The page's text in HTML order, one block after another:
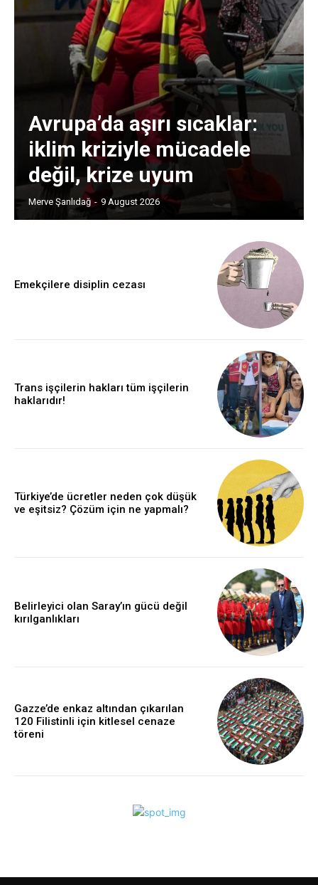
Avrupa’da aşırı sıcaklar:
iklim kriziyle mücadele
değil, krize uyum
Merve Şanlıdağ - 9 August 2026
Emekçilere disiplin cezası
Trans işçilerin hakları tüm işçilerin
haklarıdır!
Türkiye’de ücretler neden çok düşük
ve eşitsiz? Çözüm için ne yapmalı?
Belirleyici olan Saray’ın gücü değil
kırılganlıkları
Gazze’de enkaz altından çıkarılan
120 Filistinli için kitlesel cenaze
töreni